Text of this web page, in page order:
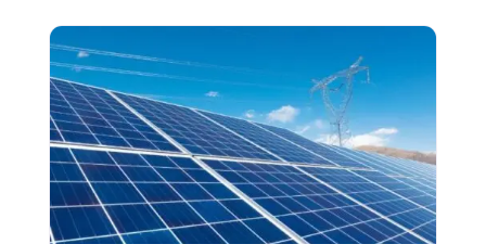
hat es sich zur Aufgabe gemacht, nachhaltige und
effiziente Lösungen im Bereich der Solarenergie
anzubieten. In diesem Artikel erfahren Sie mehr